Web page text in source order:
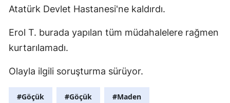
Atatürk Devlet Hastanesi'ne kaldırdı.
Erol T. burada yapılan tüm müdahalelere rağmen
kurtarılamadı.
Olayla ilgili soruşturma sürüyor.
#Göçük #Göçük #Maden